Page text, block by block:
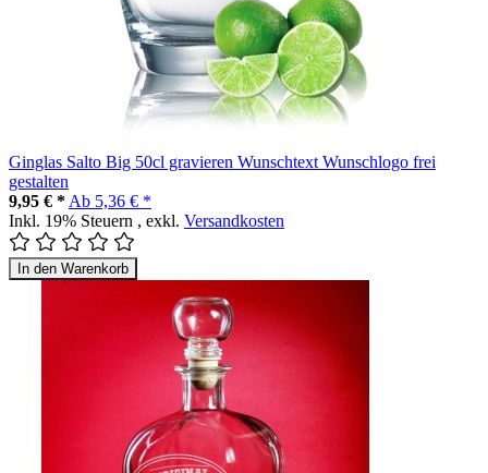
Ginglas Salto Big 50cl gravieren Wunschtext Wunschlogo frei
gestalten
9,95 € * Ab 5,36 € *
Inkl. 19% Steuern , exkl. Versandkosten
In den Warenkorb